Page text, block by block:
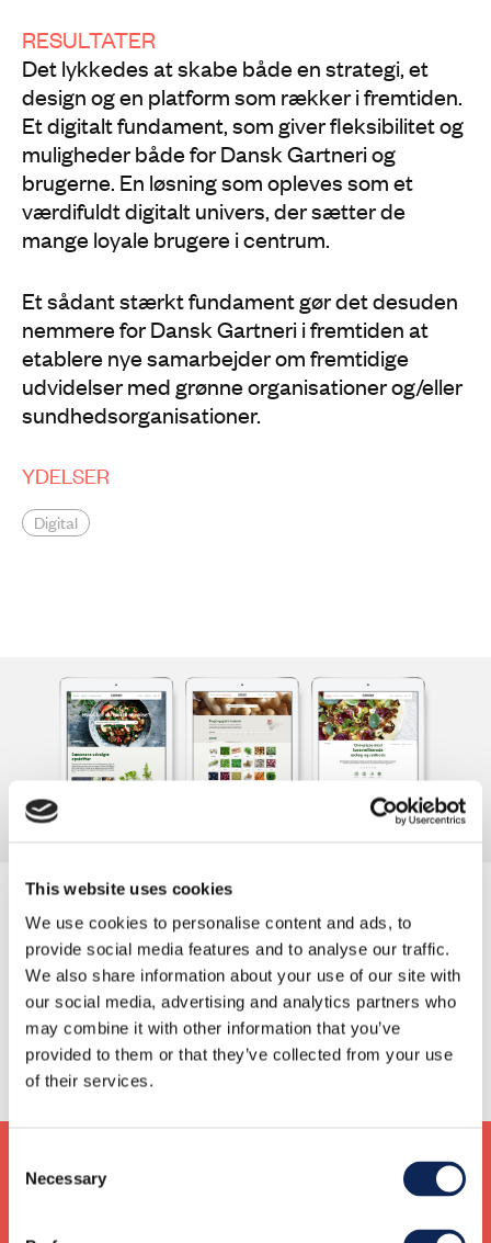
This website uses cookies
We use cookies to personalise content and ads, to
provide social media features and to analyse our traffic.
We also share information about your use of our site with
our social media, advertising and analytics partners who
may combine it with other information that you’ve
provided to them or that they’ve collected from your use
of their services.
Selection
Necessary
RESULTATER
Det lykkedes at skabe både en strategi, et
design og en platform som rækker i fremtiden.
Et digitalt fundament, som giver fleksibilitet og
muligheder både for Dansk Gartneri og
brugerne. En løsning som opleves som et
værdifuldt digitalt univers, der sætter de
mange loyale brugere i centrum.
Et sådant stærkt fundament gør det desuden
nemmere for Dansk Gartneri i fremtiden at
etablere nye samarbejder om fremtidige
udvidelser med grønne organisationer og/eller
sundhedsorganisationer.
YDELSER
Digital
Forrige Næste
KONTAKT OS